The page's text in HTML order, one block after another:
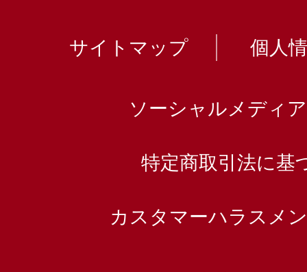
サイトマップ 個人
ソーシャルメディ
特定商取引法に基
カスタマーハラスメ